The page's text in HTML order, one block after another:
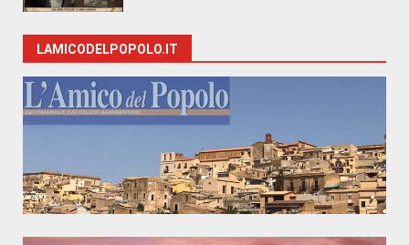
LAMICODELPOPOLO.IT